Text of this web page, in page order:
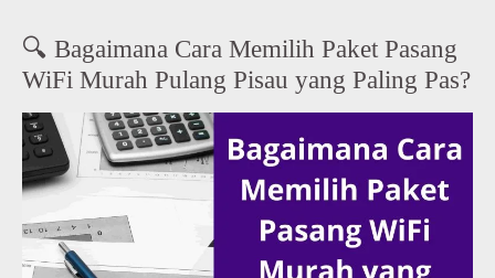
🔍 Bagaimana Cara Memilih Paket Pasang
WiFi Murah Pulang Pisau yang Paling Pas?